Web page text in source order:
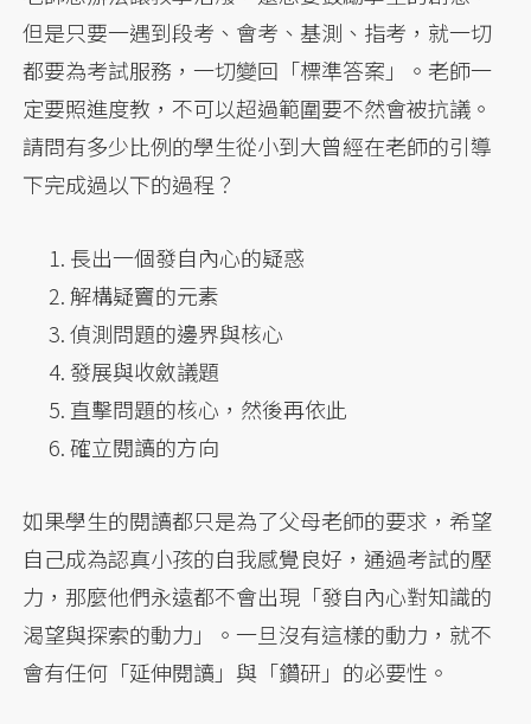
但是只要一遇到段考、會考、基測、指考，就一切
都要為考試服務，一切變回「標準答案」。老師一
定要照進度教，不可以超過範圍要不然會被抗議。
請問有多少比例的學生從小到大曾經在老師的引導
下完成過以下的過程？
長出一個發自內心的疑惑
解構疑竇的元素
偵測問題的邊界與核心
發展與收斂議題
直擊問題的核心，然後再依此
確立閱讀的方向
如果學生的閱讀都只是為了父母老師的要求，希望
自己成為認真小孩的自我感覺良好，通過考試的壓
力，那麼他們永遠都不會出現「發自內心對知識的
渴望與探索的動力」。一旦沒有這樣的動力，就不
會有任何「延伸閱讀」與「鑽研」的必要性。